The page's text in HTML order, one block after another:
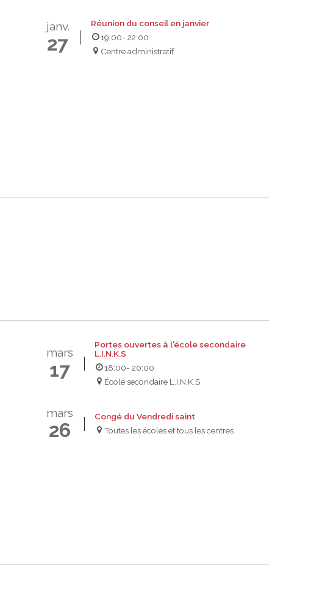
janv.
27
Réunion du conseil en janvier
19:00- 22:00
Centre administratif
mars
17
Portes ouvertes à l'école secondaire
L.I.N.K.S
18:00- 20:00
École secondaire L.I.N.K.S
mars
26
Congé du Vendredi saint
Toutes les écoles et tous les centres